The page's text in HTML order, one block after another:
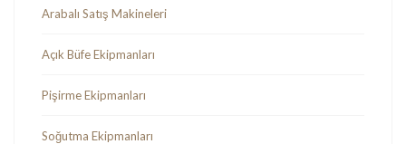
Arabalı Satış Makineleri
Açık Büfe Ekipmanları
Pişirme Ekipmanları
Soğutma Ekipmanları